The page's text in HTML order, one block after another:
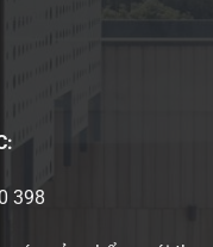
398